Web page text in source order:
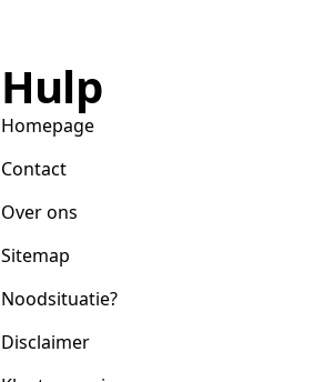
Hulp
Homepage
Contact
Over ons
Sitemap
Noodsituatie?
Disclaimer